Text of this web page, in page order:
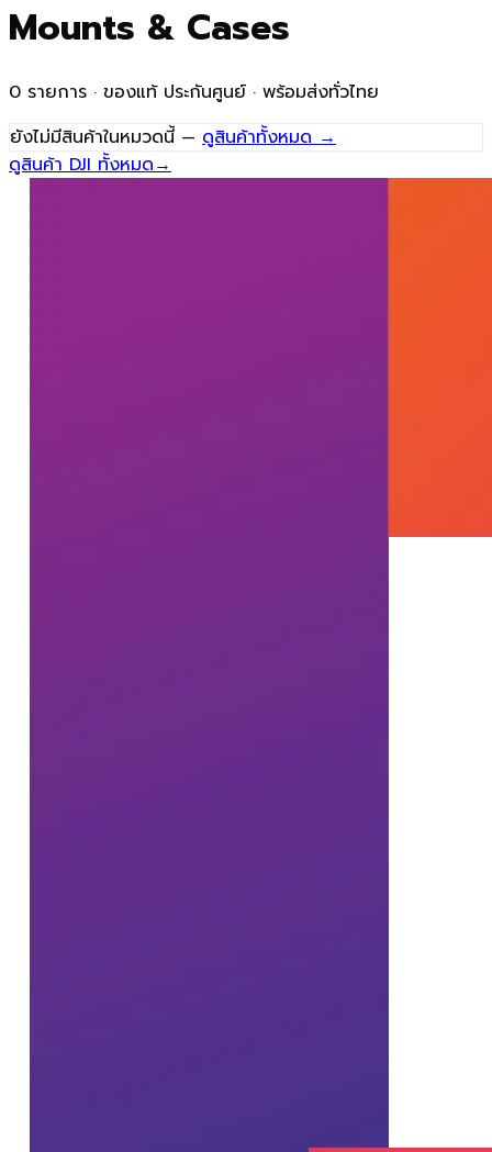
Mounts & Cases
0 รายการ · ของแท้ ประกันศูนย์ · พร้อมส่งทั่วไทย
ยังไม่มีสินค้าในหมวดนี้ — ดูสินค้าทั้งหมด →
ดูสินค้า DJI ทั้งหมด→